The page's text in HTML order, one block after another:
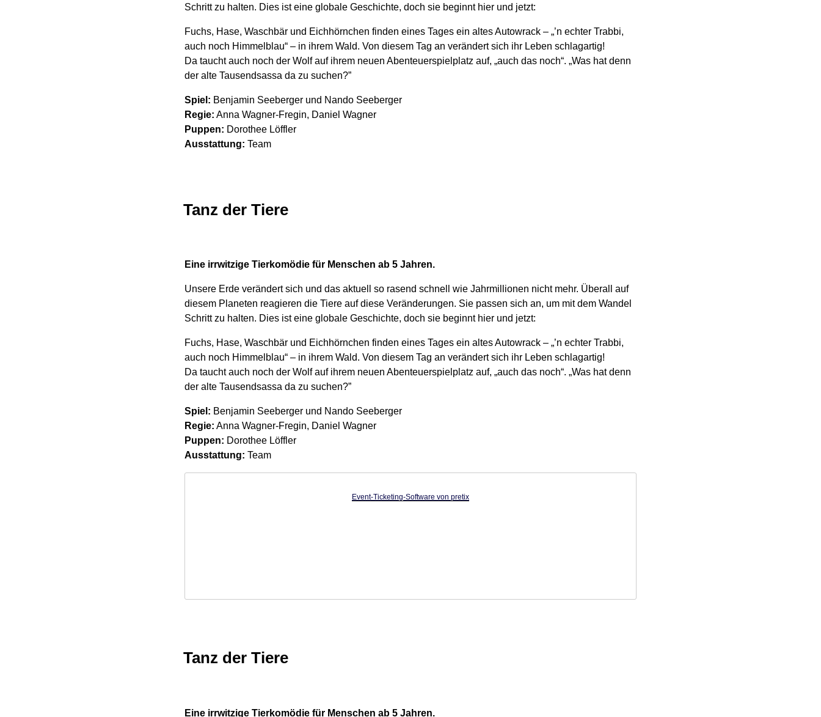
Schritt zu halten. Dies ist eine globale Geschichte, doch sie beginnt hier und jetzt:
Fuchs, Hase, Waschbär und Eichhörnchen finden eines Tages ein altes Autowrack – „’n echter Trabbi,
auch noch Himmelblau“ – in ihrem Wald. Von diesem Tag an verändert sich ihr Leben schlagartig!
Da taucht auch noch der Wolf auf ihrem neuen Abenteuerspielplatz auf, „auch das noch“. „Was hat denn
der alte Tausendsassa da zu suchen?”
Spiel: Benjamin Seeberger und Nando Seeberger
Regie: Anna Wagner-Fregin, Daniel Wagner
Puppen: Dorothee Löffler
Ausstattung: Team
Tanz der Tiere
Eine irrwitzige Tierkomödie für Menschen ab 5 Jahren.
Unsere Erde verändert sich und das aktuell so rasend schnell wie Jahrmillionen nicht mehr. Überall auf
diesem Planeten reagieren die Tiere auf diese Veränderungen. Sie passen sich an, um mit dem Wandel
Schritt zu halten. Dies ist eine globale Geschichte, doch sie beginnt hier und jetzt:
Fuchs, Hase, Waschbär und Eichhörnchen finden eines Tages ein altes Autowrack – „’n echter Trabbi,
auch noch Himmelblau“ – in ihrem Wald. Von diesem Tag an verändert sich ihr Leben schlagartig!
Da taucht auch noch der Wolf auf ihrem neuen Abenteuerspielplatz auf, „auch das noch“. „Was hat denn
der alte Tausendsassa da zu suchen?”
Spiel: Benjamin Seeberger und Nando Seeberger
Regie: Anna Wagner-Fregin, Daniel Wagner
Puppen: Dorothee Löffler
Ausstattung: Team
Event-Ticketing-Software von pretix
Tanz der Tiere
Eine irrwitzige Tierkomödie für Menschen ab 5 Jahren.